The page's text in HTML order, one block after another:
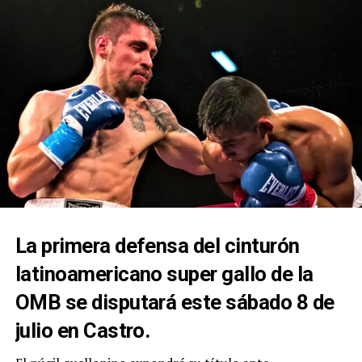
La primera defensa del cinturón
latinoamericano super gallo de la
OMB se disputará este sábado 8 de
julio en Castro.